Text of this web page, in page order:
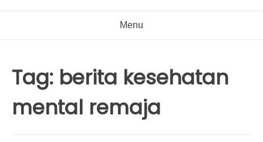
Menu
Tag: berita kesehatan
mental remaja